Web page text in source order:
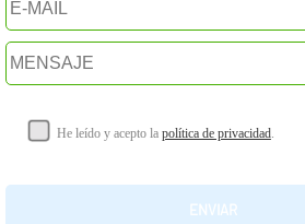
He leído y acepto la política de privacidad.